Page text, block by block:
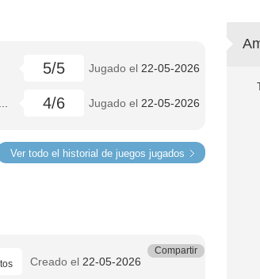
5/5 Jugado el 22-05-2026
4/6 Jugado el 22-05-2026
Ver todo el historial de juegos jugados
Creado el 22-05-2026
Compartir